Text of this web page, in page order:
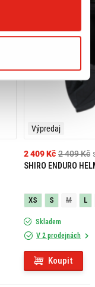
Výpredaj
2 409 Kč
2 409 Kč
SHIRO ENDURO
XS S M L
Skladem
V 2 prodejnách
Koupit